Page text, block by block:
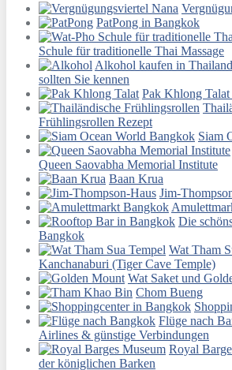
PatPong in Bangkok
Schule für traditionelle Thai Massage
Alkohol kaufen in
sollten Sie kennen
Pak Khlong
Frühlingsrollen Rezept
Siam
Queen Saovabha Memorial Institute
Baan Krua
Jim-
Die
Bangkok
Wat Tham
Kanchanaburi (Tiger Cave Temple)
Wat Saket und
Chom Bueng
Flüge nach
Airlines & günstige Verbindungen
Royal
der königlichen Barken